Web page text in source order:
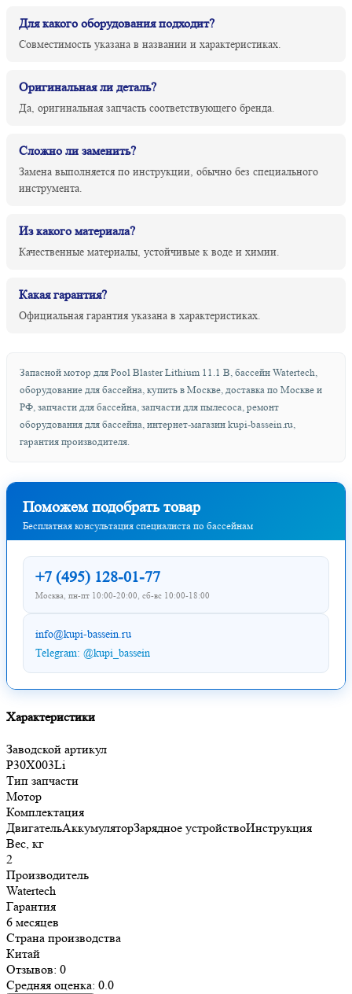
Для какого оборудования подходит?
Совместимость указана в названии и характеристиках.
Оригинальная ли деталь?
Да, оригинальная запчасть соответствующего бренда.
Сложно ли заменить?
Замена выполняется по инструкции, обычно без специального
инструмента.
Из какого материала?
Качественные материалы, устойчивые к воде и химии.
Какая гарантия?
Официальная гарантия указана в характеристиках.
Запасной мотор для Pool Blaster Lithium 11.1 В, бассейн Watertech,
оборудование для бассейна, купить в Москве, доставка по Москве и
РФ, запчасти для бассейна, запчасти для пылесоса, ремонт
оборудования для бассейна, интернет-магазин kupi-bassein.ru,
гарантия производителя.
Поможем подобрать товар
Бесплатная консультация специалиста по бассейнам
+7 (495) 128-01-77
Москва, пн-пт 10:00-20:00, сб-вс 10:00-18:00
info@kupi-bassein.ru
Telegram: @kupi_bassein
Характеристики
Заводской артикул
P30X003Li
Тип запчасти
Мотор
Комплектация
ДвигательАккумуляторЗарядное устройствоИнструкция
Вес, кг
2
Производитель
Watertech
Гарантия
6 месяцев
Страна производства
Китай
Отзывов: 0
Средняя оценка: 0.0